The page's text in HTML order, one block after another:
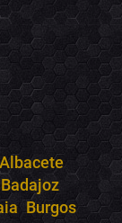
Albacete
Badajoz
Burgos